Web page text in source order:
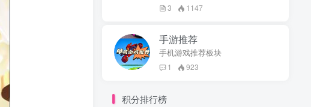
3 1147
手游推荐
手机游戏推荐板块
1 923
积分排行榜